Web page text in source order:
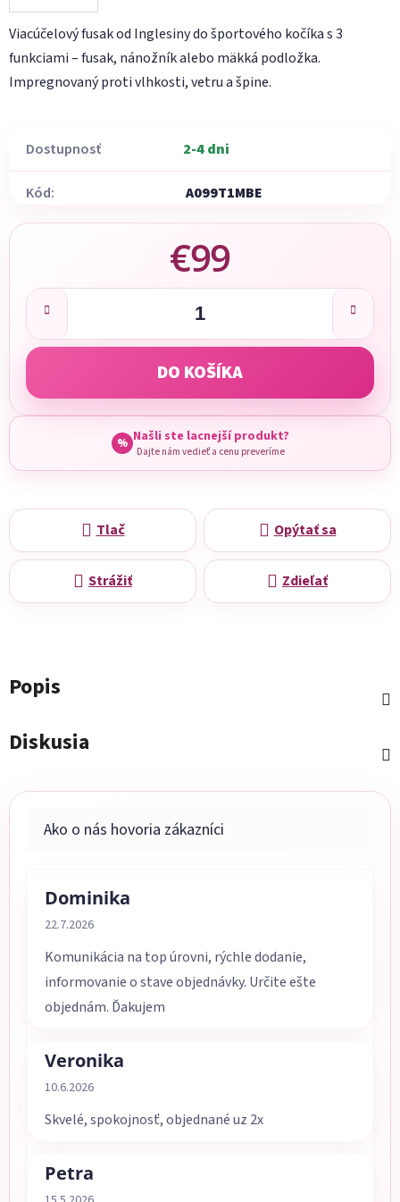
Viacúčelový fusak od Inglesiny do športového kočíka s 3
funkciami – fusak, nánožník alebo mäkká podložka.
Impregnovaný proti vlhkosti, vetru a špine.
Dostupnosť 2-4 dni
Kód: A099T1MBE
€99
Jednotková cena:
DO KOŠÍKA
% Našli ste lacnejší produkt?
Dajte nám vedieť a cenu preveríme
Tlač Opýtať sa
Strážiť Zdieľať
Popis
Diskusia
Dominika
Hodnotenie obchodu je 5 z 5 hviezdičiek.
22.7.2026
Komunikácia na top úrovni, rýchle dodanie,
informovanie o stave objednávky. Určite ešte
objednám. Ďakujem
Veronika
Hodnotenie obchodu je 5 z 5 hviezdičiek.
10.6.2026
Skvelé, spokojnosť, objednané uz 2x
Petra
Hodnotenie obchodu je 5 z 5 hviezdičiek.